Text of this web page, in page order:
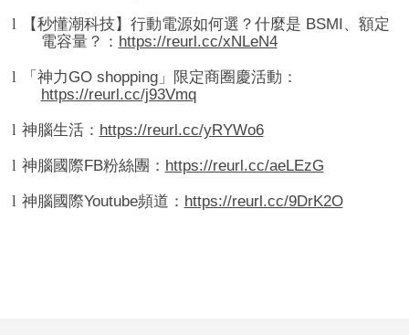
l 【秒懂潮科技】行動電源如何選？什麼是 BSMI、額定
電容量？： https://reurl.cc/xNLeN4
l 「神力GO shopping」限定商圈慶活動：
https://reurl.cc/j93Vmq
l 神腦生活： https://reurl.cc/yRYWo6
l 神腦國際FB粉絲團： https://reurl.cc/aeLEzG
l 神腦國際Youtube頻道 ： https://reurl.cc/9DrK2O